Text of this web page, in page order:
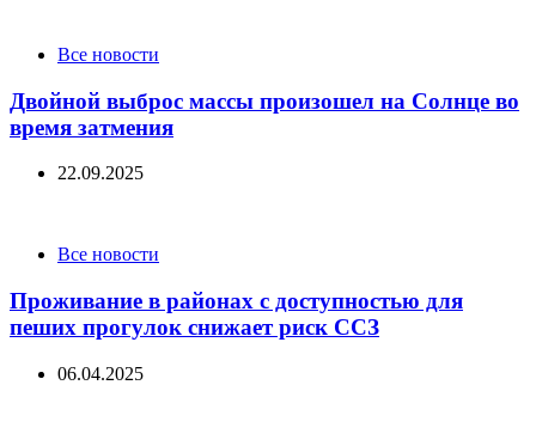
CategoriesВсе новости
Двойной выброс массы произошел на Солнце во
время затмения
22.09.2025
CategoriesВсе новости
Проживание в районах с доступностью для
пеших прогулок снижает риск ССЗ
06.04.2025